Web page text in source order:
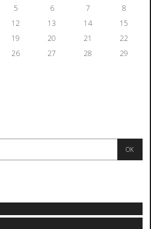
5 6 7
8
12 13 14
15
19 20 21
22
26 27 28
29